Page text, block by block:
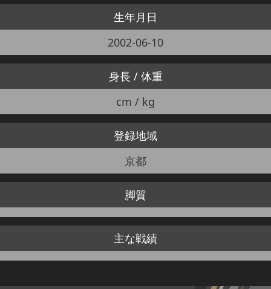
生年月日
2002-06-10
身長 / 体重
cm / kg
登録地域
京都
脚質
主な戦績